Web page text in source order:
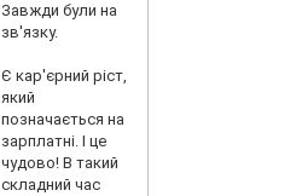
Завжди були на
зв'язку.
Є кар'єрний ріст,
який
позначається на
зарплатні. І це
чудово! В такий
складний час